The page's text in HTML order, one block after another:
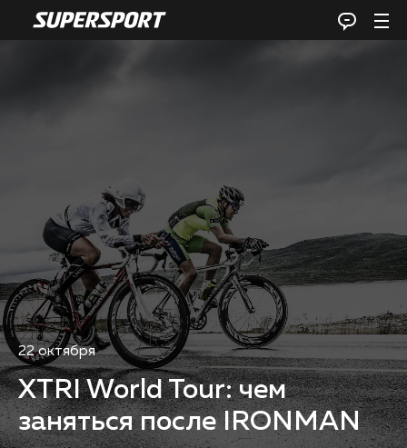
22 октября
XTRI World Tour: чем
заняться после IRONMAN